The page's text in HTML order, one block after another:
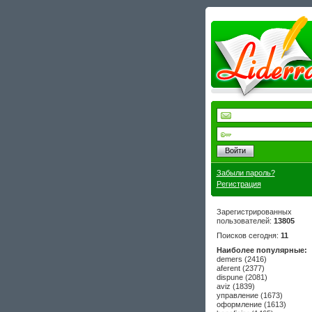
Войти
Забыли пароль?
Регистрация
Зарегистрированных
пользователей: 13805
Поисков сегодня: 11
Наиболее популярные:
demers (2416)
aferent (2377)
dispune (2081)
aviz (1839)
управление (1673)
оформление (1613)